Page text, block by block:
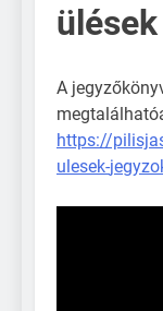
A
https://
ulesek-